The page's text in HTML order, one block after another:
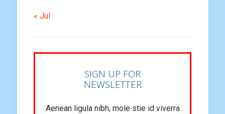
« Jul
SIGN UP FOR
NEWSLETTER
Aenean ligula nibh, mole stie id viverra